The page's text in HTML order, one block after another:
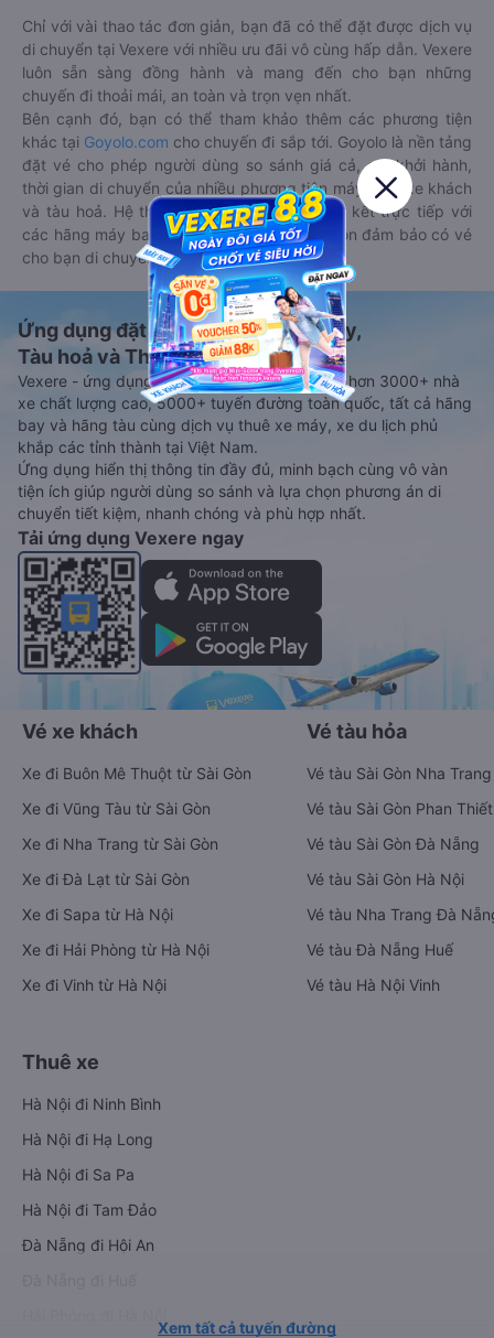
Chỉ với vài thao tác đơn giản, bạn đã có thể đặt được dịch vụ
di chuyển tại Vexere với nhiều ưu đãi vô cùng hấp dẫn. Vexere
luôn sẵn sàng đồng hành và mang đến cho bạn những
chuyến đi thoải mái, an toàn và trọn vẹn nhất.
Bên cạnh đó, bạn có thể tham khảo thêm các phương tiện
khác tại Goyolo.com cho chuyến đi sắp tới. Goyolo là nền tảng
đặt vé cho phép người dùng so sánh giá cả, giờ khởi hành,
thời gian di chuyển của nhiều phương tiện máy bay, xe khách
và tàu hoả. Hệ thống của Goyolo được liên kết trực tiếp với
các hãng máy bay, xe khách và tàu hoả, luôn đảm bảo có vé
cho bạn di chuyển.
Ứng dụng đặt vé Xe khách, Máy bay,
Tàu hoả và Thuê xe
Vexere - ứng dụng đặt vé đa phương tiện với hơn 3000+ nhà
xe chất lượng cao, 5000+ tuyến đường toàn quốc, tất cả hãng
bay và hãng tàu cùng dịch vụ thuê xe máy, xe du lịch phủ
khắp các tỉnh thành tại Việt Nam.
Ứng dụng hiển thị thông tin đầy đủ, minh bạch cùng vô vàn
tiện ích giúp người dùng so sánh và lựa chọn phương án di
chuyển tiết kiệm, nhanh chóng và phù hợp nhất.
Tải ứng dụng Vexere ngay
Vé xe khách
Xe đi Buôn Mê Thuột từ Sài Gòn
Xe đi Vũng Tàu từ Sài Gòn
Xe đi Nha Trang từ Sài Gòn
Xe đi Đà Lạt từ Sài Gòn
Xe đi Sapa từ Hà Nội
Xe đi Hải Phòng từ Hà Nội
Xe đi Vinh từ Hà Nội
Vé tàu hỏa
Vé tàu Sài Gòn Nha Trang
Vé tàu Sài Gòn Phan Thiết
Vé tàu Sài Gòn Đà Nẵng
Vé tàu Sài Gòn Hà Nội
Vé tàu Nha Trang Đà
Vé tàu Đà Nẵng Huế
Vé tàu Hà Nội Vinh
Thuê xe
Hà Nội đi Ninh Bình
Hà Nội đi Hạ Long
Hà Nội đi Sa Pa
Hà Nội đi Tam Đảo
Đà Nẵng đi Hội An
Xem tất cả tuyến đường